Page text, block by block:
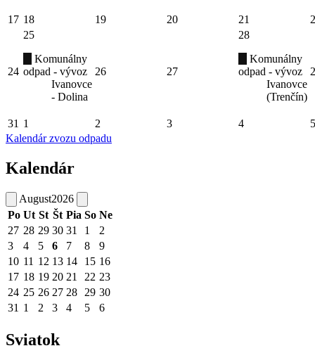
17 18 19 20 21
24
25
Komunálny
odpad - vývoz
Ivanovce
- Dolina
26 27
28
Komunálny
odpad - vývoz
Ivanovce
(Trenčín)
31 1 2 3 4
5
Kalendár zvozu odpadu
Kalendár
August2026
Po Ut St Št Pia So Ne
27 28 29 30 31 1
2
3
4 5 6 7 8
9
10 11 12 13 14 15 16
17 18 19 20 21 22 23
24 25 26 27 28 29 30
31 1 2 3 4 5 6
Sviatok